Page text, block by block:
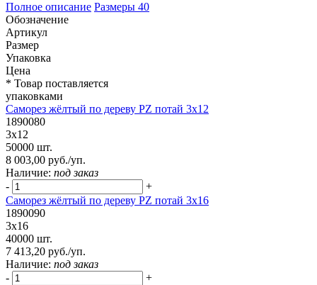
Полное описание Размеры 40
Обозначение
Артикул
Размер
Упаковка
Цена
* Товар поставляется
упаковками
Саморез жёлтый по дереву PZ потай 3х12
1890080
3х12
50000 шт.
8 003,00 руб./уп.
Наличие: под заказ
-
+
Саморез жёлтый по дереву PZ потай 3х16
1890090
3х16
40000 шт.
7 413,20 руб./уп.
Наличие: под заказ
-
+